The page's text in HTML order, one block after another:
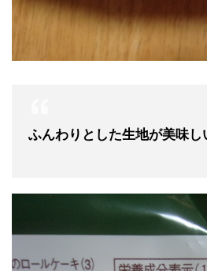
ふんわりとした生地が美味